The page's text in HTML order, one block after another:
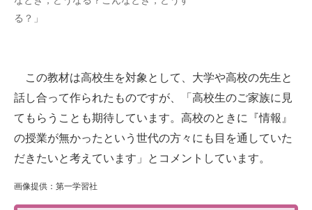
る？」
この教材は高校生を対象として、大学や高校の先生と
話し合って作られたものですが、「高校生のご家族に見
てもらうことも期待しています。高校のときに『情報』
の授業が無かったという世代の方々にも目を通していた
だきたいと考えています」とコメントしています。
画像提供：第一学習社